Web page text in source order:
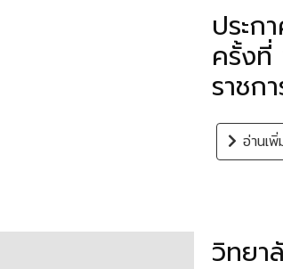
ประก
ครั้งที่
ราชก
อ่านเ
วิทยา